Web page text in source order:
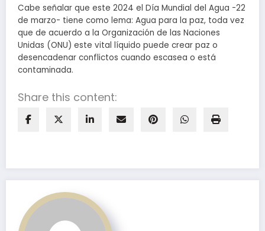
Cabe señalar que este 2024 el Día Mundial del Agua -22
de marzo- tiene como lema: Agua para la paz, toda vez
que de acuerdo a la Organización de las Naciones
Unidas (ONU) este vital líquido puede crear paz o
desencadenar conflictos cuando escasea o está
contaminada.
Share this content: